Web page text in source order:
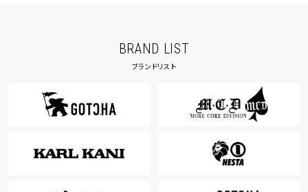
BRAND LIST
ブランドリスト